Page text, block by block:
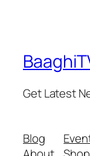
Get Latest
Blog